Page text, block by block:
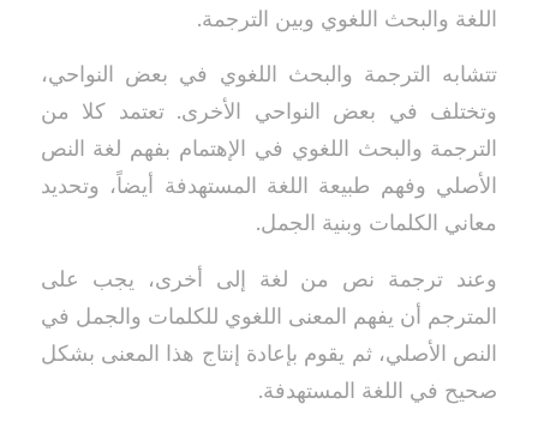
اللغة والبحث اللغوي وبين الترجمة.
تتشابه الترجمة والبحث اللغوي في بعض النواحي،
وتختلف في بعض النواحي الأخرى. تعتمد كلا من
الترجمة والبحث اللغوي في الإهتمام بفهم لغة النص
الأصلي وفهم طبيعة اللغة المستهدفة أيضاً، وتحديد
معاني الكلمات وبنية الجمل.
وعند ترجمة نص من لغة إلى أخرى، يجب على
المترجم أن يفهم المعنى اللغوي للكلمات والجمل في
النص الأصلي، ثم يقوم بإعادة إنتاج هذا المعنى بشكل
صحيح في اللغة المستهدفة.